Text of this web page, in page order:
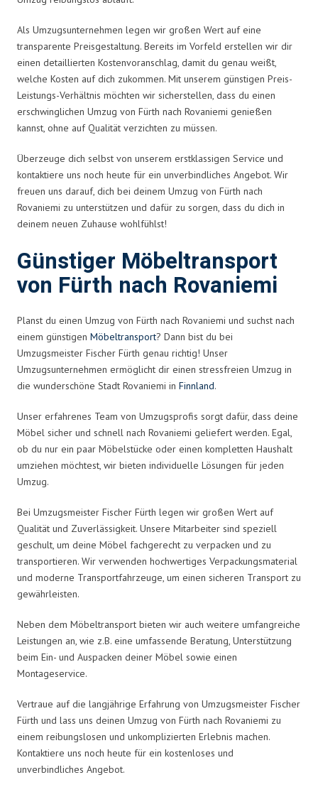
Als Umzugsunternehmen legen wir großen Wert auf eine
transparente Preisgestaltung. Bereits im Vorfeld erstellen wir dir
einen detaillierten Kostenvoranschlag, damit du genau weißt,
welche Kosten auf dich zukommen. Mit unserem günstigen Preis-
Leistungs-Verhältnis möchten wir sicherstellen, dass du einen
erschwinglichen Umzug von Fürth nach Rovaniemi genießen
kannst, ohne auf Qualität verzichten zu müssen.
Überzeuge dich selbst von unserem erstklassigen Service und
kontaktiere uns noch heute für ein unverbindliches Angebot. Wir
freuen uns darauf, dich bei deinem Umzug von Fürth nach
Rovaniemi zu unterstützen und dafür zu sorgen, dass du dich in
deinem neuen Zuhause wohlfühlst!
Günstiger Möbeltransport
von Fürth nach Rovaniemi
Planst du einen Umzug von Fürth nach Rovaniemi und suchst nach
einem günstigen Möbeltransport? Dann bist du bei
Umzugsmeister Fischer Fürth genau richtig! Unser
Umzugsunternehmen ermöglicht dir einen stressfreien Umzug in
die wunderschöne Stadt Rovaniemi in Finnland.
Unser erfahrenes Team von Umzugsprofis sorgt dafür, dass deine
Möbel sicher und schnell nach Rovaniemi geliefert werden. Egal,
ob du nur ein paar Möbelstücke oder einen kompletten Haushalt
umziehen möchtest, wir bieten individuelle Lösungen für jeden
Umzug.
Bei Umzugsmeister Fischer Fürth legen wir großen Wert auf
Qualität und Zuverlässigkeit. Unsere Mitarbeiter sind speziell
geschult, um deine Möbel fachgerecht zu verpacken und zu
transportieren. Wir verwenden hochwertiges Verpackungsmaterial
und moderne Transportfahrzeuge, um einen sicheren Transport zu
gewährleisten.
Neben dem Möbeltransport bieten wir auch weitere umfangreiche
Leistungen an, wie z.B. eine umfassende Beratung, Unterstützung
beim Ein- und Auspacken deiner Möbel sowie einen
Montageservice.
Vertraue auf die langjährige Erfahrung von Umzugsmeister Fischer
Fürth und lass uns deinen Umzug von Fürth nach Rovaniemi zu
einem reibungslosen und unkomplizierten Erlebnis machen.
Kontaktiere uns noch heute für ein kostenloses und
unverbindliches Angebot.